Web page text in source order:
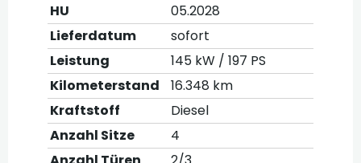
HU
05.2028
Lieferdatum
sofort
Leistung
145 kW / 197 PS
Kilometerstand
16.348 km
Kraftstoff
Diesel
Anzahl Sitze
4